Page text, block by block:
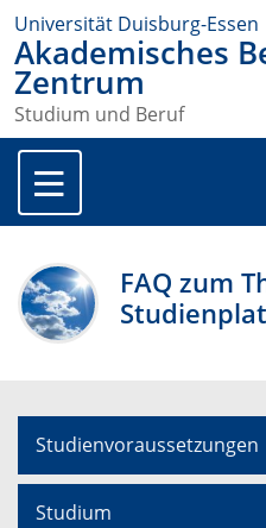
Universität Duisburg-Essen
Akademisches
Zentrum
Studium und Beruf
FAQ zum
Studienvoraussetzungen
Studium